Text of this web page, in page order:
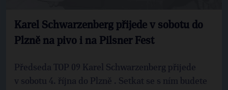
Karel Schwarzenberg přijede v sobotu do
Plzně na pivo i na Pilsner Fest
Předseda TOP 09 Karel Schwarzenberg přijede
v sobotu 4. října do Plzně . Setkat se s ním budete